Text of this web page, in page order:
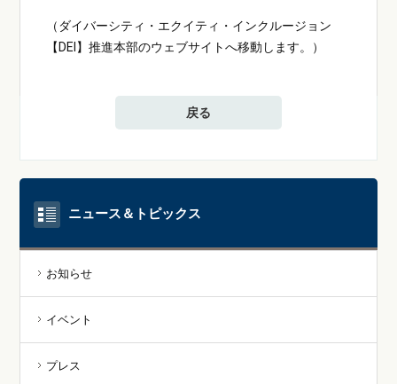
（ダイバーシティ・エクイティ・インクルージョン
【DEI】推進本部のウェブサイトへ移動します。）
戻る
ニュース＆トピックス
お知らせ
イベント
プレス